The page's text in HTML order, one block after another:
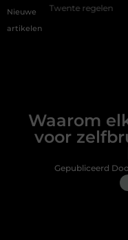
Nieuwe
artikelen
Wat zero-click
Waarom
voor
Gepubliceerd